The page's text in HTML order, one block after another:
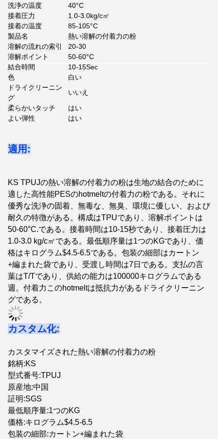
洗浄の温度
40°C
接着圧力
1.0-3.0kg/c㎡
接着の温度
85-105°C
製品名
熱い溶解の付着力の粉
溶解の流れの索引
20-30
溶解ポイント
50-60°C
結合時間
10-15Sec
色
白い
ドライクリーニン
グ
いいえ
柔らかいタッチ
はい
よい弾性
はい
適用:
KS TPUJの熱い溶解の付着力の粉は生地の結合のために
適した高性能PESのhotmeltの付着力の粉である。それに
優秀な洗浄の固着、無毒な、無臭、環境に優しい、および
耐久の特徴がある。構成はTPUであり、溶解ポイントは
50-60°C.である。接着時間は10-15秒であり、接着圧力は
1.0-3.0 kg/c㎡である。最低順序量は1つのKGであり、価
格はキログラム$4.5-6.5である。包装の細部はカートン
+編まれた袋であり、受渡し時間は7日である。支払の言
葉はT/Tであり、供給の能力は100000キログラムである
週。付着力このhotmeltは抵抗力があるドライクリーニン
グである。
カスタム化:
カスタマイズされた熱い溶解の付着力の粉
銘柄:KS
型式番号:TPUJ
原産地:中国
証明:SGS
最低順序量:1つのKG
価格:キログラム$4.5-6.5
包装の細部:カートン+編まれた袋